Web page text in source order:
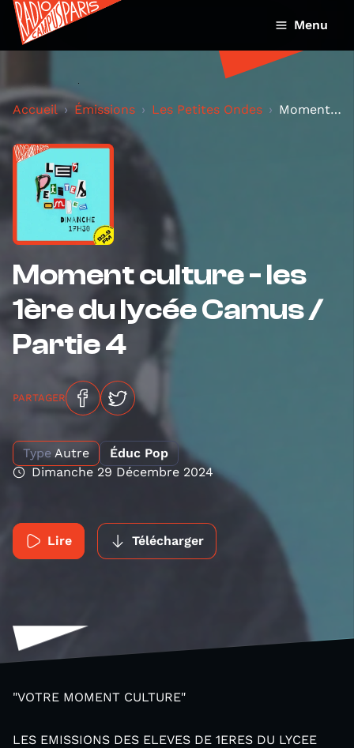
Menu
Accueil Émissions Les Petites Ondes Moment culture - les 1ère du lycée Camus / Partie...
Moment culture - les
1ère du lycée Camus /
Partie 4
PARTAGER
Type Autre
Éduc Pop
Dimanche 29 Décembre 2024
Lire Télécharger
"VOTRE MOMENT CULTURE"
LES EMISSIONS DES ELEVES DE 1ERES DU LYCEE